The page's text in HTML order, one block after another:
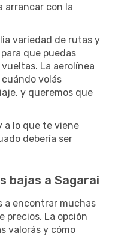
arrancar con la
variedad de rutas y
que puedas
vueltas. La aerolínea
volás
y queremos que
a lo que te viene
debería ser
bajas a Sagarai
a encontrar muchas
precios. La opción
valorás y cómo